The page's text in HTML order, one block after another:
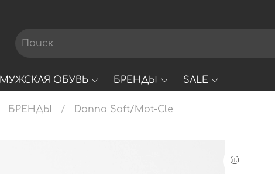
МУЖСКАЯ ОБУВЬ БРЕНДЫ SALE
БРЕНДЫ Donna Soft/Mot-Cle